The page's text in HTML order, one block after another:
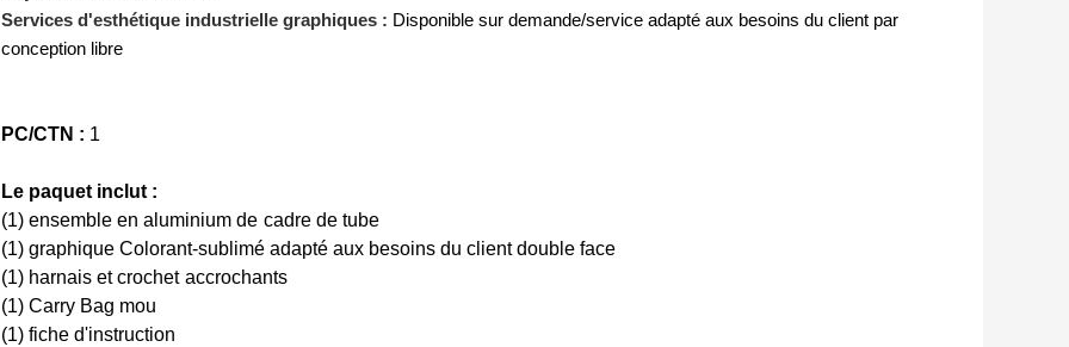
Services d'esthétique industrielle graphiques : Disponible sur demande/service adapté aux besoins du client par
conception libre
PC/CTN : 1
Le paquet inclut :
(1) ensemble en aluminium de cadre de tube
(1) graphique Colorant-sublimé adapté aux besoins du client double face
(1) harnais et crochet accrochants
(1) Carry Bag mou
(1) fiche d'instruction